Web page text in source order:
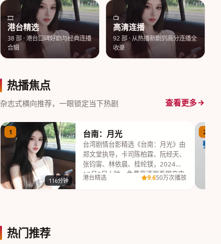
🎞️
港台精选
38部 ·港台口碑好剧与经典连播
合辑
📺
高清连播
92部 ·从热播新剧到高分连播全
收录
热播焦点
杂志式横向推荐，一眼锁定当下热剧 查看更多
1
116分钟
台南：月光
台湾剧情台影精选《台南：月光》由
郑文堂执导，卡司陈柏霖、阮经天、
张钧甯、林依晨、桂纶镁，2024年
12月2日上映，免费高清观看国产电
港台精选 9.650万次播放
2
热门推荐